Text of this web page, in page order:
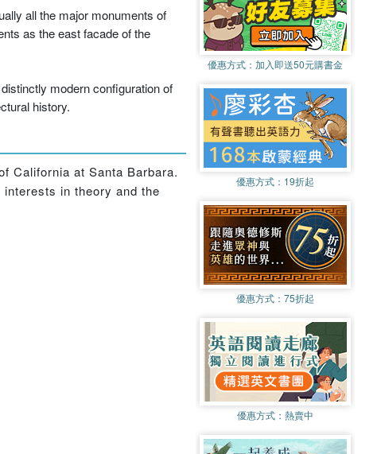
all the major monuments of
as the east facade of the
modern configuration of
history.
California at Santa Barbara.
in theory and the
優惠方式： 加入即送50元購書金
優惠方式： 19折起
優惠方式： 75折起
優惠方式： 熱賣中